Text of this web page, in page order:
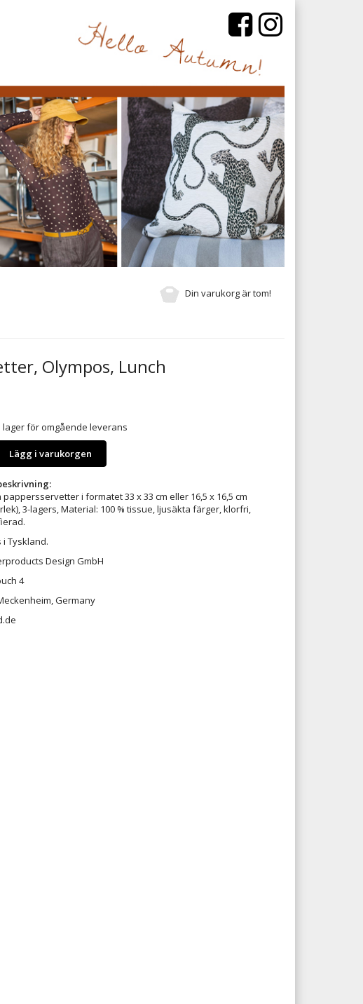
Din varukorg är tom!
Olympos, Lunch
lager för omgående leverans
Lägg i varukorgen
pappersservetter i formatet 33 x 33 cm eller 16,5 x 16,5 cm
3-lagers, Material: 100 % tissue, ljusäkta färger, klorfri,
i Tyskland.
Design GmbH
4
Germany